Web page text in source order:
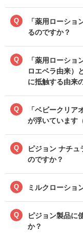
Q
「薬用ローシ
るのですか？
Q
「薬用ローシ
ロエベラ由来）
に抵触する由来
Q
「ベビークリ
が浮いています
Q
ピジョン ナチュ
のですか？
Q ミルクローショ
Q
ピジョン製品に
か？